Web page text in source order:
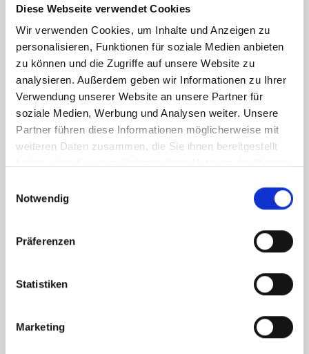
Diese Webseite verwendet Cookies
Wir verwenden Cookies, um Inhalte und Anzeigen zu
personalisieren, Funktionen für soziale Medien anbieten
zu können und die Zugriffe auf unsere Website zu
analysieren. Außerdem geben wir Informationen zu Ihrer
Verwendung unserer Website an unsere Partner für
soziale Medien, Werbung und Analysen weiter. Unsere
Partner führen diese Informationen möglicherweise mit
weiteren Daten zusammen, die Sie ihnen bereitgestellt
Notwendig
Präferenzen
Statistiken
Marketing
Die im Ticketshop angegebenen Ticketpreise
verstehen sich zuzüglich der jeweils angegeben VVK-
Gebühren und zzgl. Je nach Zahlweise
unterschiedlicher Transaktionsgebühren. Der
Gesamtpreis ist ausgenommen von der Bezahlung
über Vorkasse sofort zur Zahlung fällig. Bei Zahlung
über den Zahlungsweg Vorkasse, verpflichtet sich
Ticketkäufer den Betrag binnen 2 Werktagen bei
seiner Bank anzuweisen.
Die Ankündigungen und Informationen zu den
Einstellungen des jeweiligen Veranstalters. Diese
einen eigenen Kundenzugang selbst vorgenommen.
tixlr hat keinen Einfluss und keine Verantwortung für
Sofern abweichende Informationen zu